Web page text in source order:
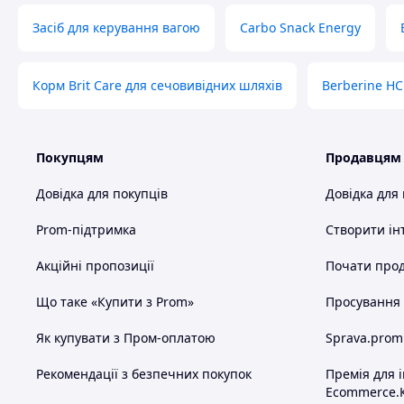
сонячної активності.
лімфоцитів і синтез РНК, впливає на рівень вироблення
- підвищення синтезу колагену,
- зниження запальних реакцій (подразнень) шкіри,
- збагачення раціону при хворобах сечостатевої системи.
Засіб для керування вагою Carbo Snack Energy
Корм Brit Care для сечовивідних шляхів Berberine
Покупцям
Довідка для покупців
Prom-підтримка
Акційні пропозиції
Що таке «Купити з Prom»
Як купувати з Пром-оплатою
Рекомендації з безпечних покупок
Продавцям
Довідка для
Створити
Почати
Просування
Премія для